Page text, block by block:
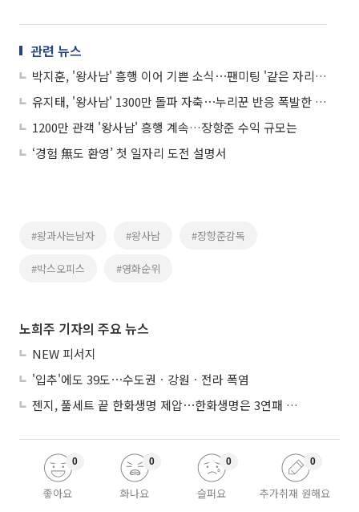
관련 뉴스
박지훈, '왕사남' 흥행 이어 기쁜 소식⋯팬미팅 '같은 자리' 개최
유지태, '왕사남' 1300만 돌파 자축⋯누리꾼 반응 폭발한 이유는?
1200만 관객 '왕사남' 흥행 계속…장항준 수익 규모는
‘경험 無도 환영’ 첫 일자리 도전 설명서
#왕과사는남자 #왕사남 #장항준감독
#박스오피스 #영화순위
노희주 기자의 주요 뉴스
NEW 피서지
'입추'에도 39도⋯수도권ㆍ강원ㆍ전라 폭염
젠지, 풀세트 끝 한화생명 제압⋯한화생명은 3연패 수렁
좋아요
0
화나요
0
슬퍼요
0
추가취재 원해요
0